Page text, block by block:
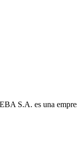
S.A. es una